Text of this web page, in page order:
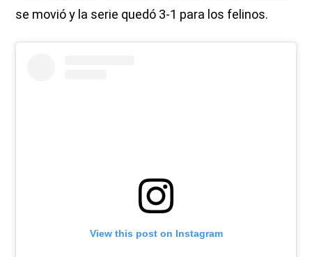
se movió y la serie quedó 3-1 para los felinos.
View this post on Instagram